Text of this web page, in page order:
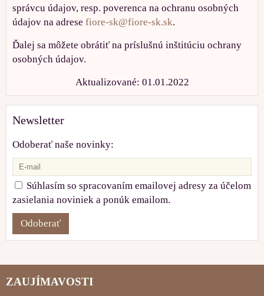
správcu údajov, resp. poverenca na ochranu osobných
údajov na adrese fiore-sk@fiore-sk.sk.
Ďalej sa môžete obrátiť na príslušnú inštitúciu ochrany
osobných údajov.
Aktualizované: 01.01.2022
Newsletter
Odoberať naše novinky:
Súhlasím so spracovaním emailovej adresy za účelom
zasielania noviniek a ponúk emailom.
Odoberať
ZAUJÍMAVOSTI